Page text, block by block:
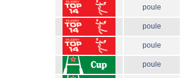
poule
poule
poule
poule